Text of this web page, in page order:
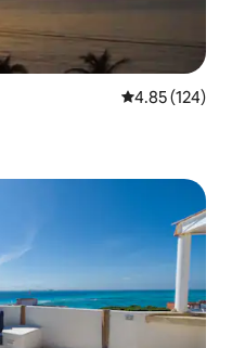
レビュー124
4.85 (124)